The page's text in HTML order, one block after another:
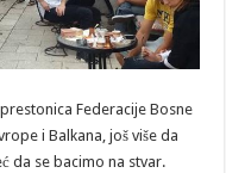
Federacije Bosne
i Balkana, još više da
da se bacimo na stvar.